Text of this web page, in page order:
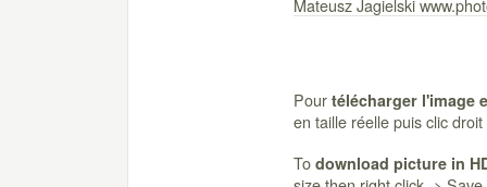
Mateusz Jagielski
Pour télécharger l'image
en taille réelle puis clic
To download picture in